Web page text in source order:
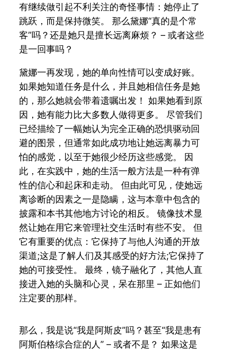
有继续做引起不利关注的奇怪事情：她停止了
跳跃，而是保持微笑。 那么黛娜“真的是个常
客”吗？还是她只是擅长远离麻烦？ – 或者这些
是一回事吗？
黛娜一再发现，她的单向性情可以变成好账。
如果她知道任务是什么，并且她相信任务是她
的，那么她就会带着遗嘱出发！ 如果她看到原
因，她有能力比大多数人做得更多。 尽管我们
已经描绘了一幅她认为完全正确的恐惧驱动回
避的图景，但通常如此成功地让她远离暴力可
怕的感觉，以至于她很少经历这些感觉。 因
此，在实践中，她的生活一般方法是一种有弹
性的信心和起床和走动。 但由此可见，使她远
离诊断的因素之一是隐瞒，这与本章中包含的
披露和本书其他地方讨论的相反。 镜像技术显
然让她在用它来管理社交生活时有些不安。 但
它有重要的优点：它保持了与他人沟通的开放
渠道;这是了解人们及其感受的好方法;它保持了
她的可接受性。 最终，镜子融化了，其他人直
接进入她的头脑和心灵，呆在那里 – 正如他们
注定要的那样。
那么，我是说“我是阿斯皮”吗？甚至“我是患有
阿斯伯格综合症的人” – 或者不是？ 如果这是